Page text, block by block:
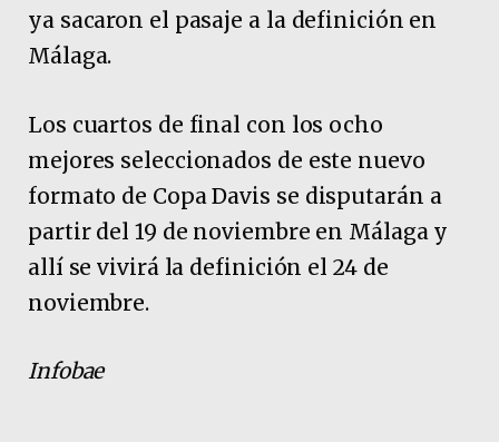
ya sacaron el pasaje a la definición en
Málaga.
Los cuartos de final con los ocho
mejores seleccionados de este nuevo
formato de Copa Davis se disputarán a
partir del 19 de noviembre en Málaga y
allí se vivirá la definición el 24 de
noviembre.
Infobae